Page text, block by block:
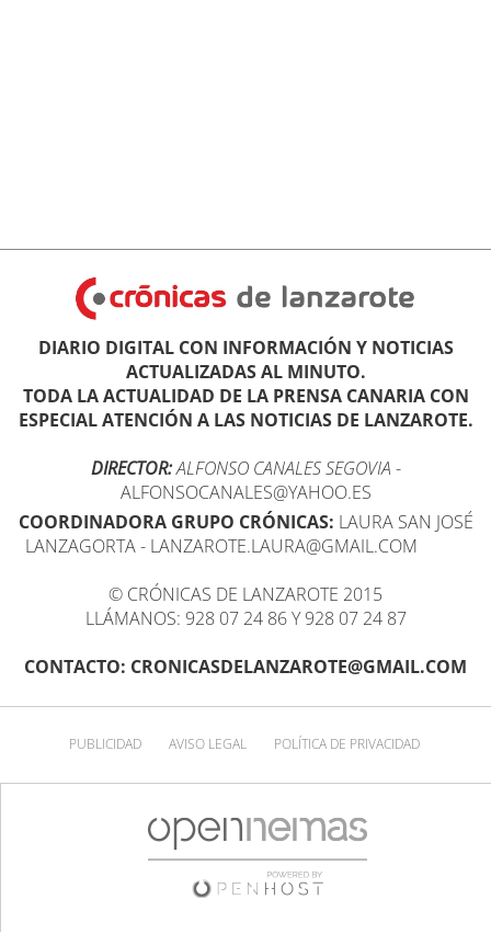
DIARIO DIGITAL CON INFORMACIÓN Y NOTICIAS
ACTUALIZADAS AL MINUTO.
TODA LA ACTUALIDAD DE LA PRENSA CANARIA CON
ESPECIAL ATENCIÓN A LAS NOTICIAS DE LANZAROTE.
DIRECTOR:ALFONSO CANALES SEGOVIA -
ALFONSOCANALES@YAHOO.ES
COORDINADORA GRUPO CRÓNICAS: LAURA SAN JOSÉ
LANZAGORTA - LANZAROTE.LAURA@GMAIL.COM
© CRÓNICAS DE LANZAROTE 2015
LLÁMANOS: 928 07 24 86 Y 928 07 24 87
CONTACTO: CRONICASDELANZAROTE@GMAIL.COM
PUBLICIDAD AVISO LEGAL POLÍTICA DE PRIVACIDAD